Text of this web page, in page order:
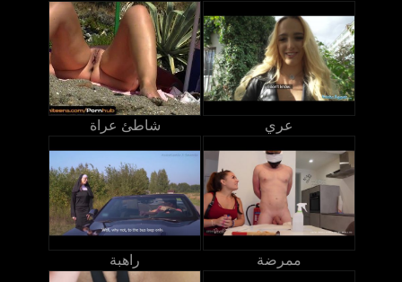
شاطئ عراة عري
راهبة ممرضة